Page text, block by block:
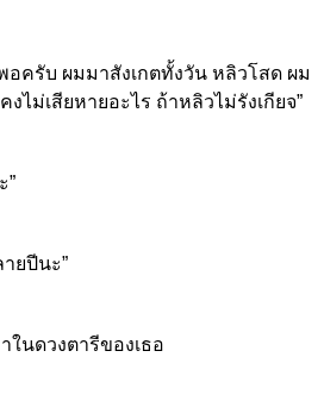
อครับ ผมมาสังเกตทั้งวัน หลิวโสด ผม
ไม่เสียหายอะไร ถ้าหลิวไม่รังเกียจ”
”
ยปีนะ”
ในดวงตารีของเธอ